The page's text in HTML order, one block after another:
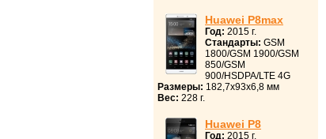
Huawei P8max
Год: 2015 г.
Стандарты: GSM
1800/GSM 1900/GSM
850/GSM
900/HSDPA/LTE 4G
Размеры: 182,7x93x6,8 мм
Вес: 228 г.
Huawei P8
Год: 2015 г.